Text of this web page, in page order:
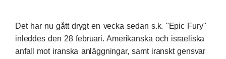
Det har nu gått drygt en vecka sedan s.k. "Epic Fury"
inleddes den 28 februari. Amerikanska och israeliska
anfall mot iranska anläggningar, samt iranskt gensvar